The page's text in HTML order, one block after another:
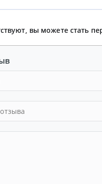
вы можете стать